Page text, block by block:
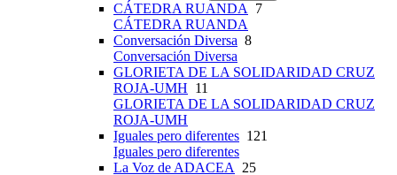
CÁTEDRA RUANDA
7
CÁTEDRA RUANDA
Conversación Diversa 8
Conversación Diversa
GLORIETA DE LA SOLIDARIDAD CRUZ
ROJA-UMH 11
GLORIETA DE LA SOLIDARIDAD CRUZ
ROJA-UMH
Iguales pero diferentes 121
Iguales pero diferentes
La Voz de ADACEA
25